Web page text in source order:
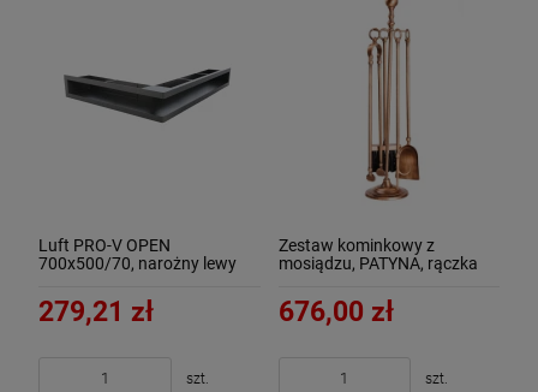
Luft PRO-V OPEN
700x500/70, narożny lewy
279,21 zł
szt.
Zestaw kominkowy z
mosiądzu, PATYNA, rączka
1-PA
676,00 zł
szt.